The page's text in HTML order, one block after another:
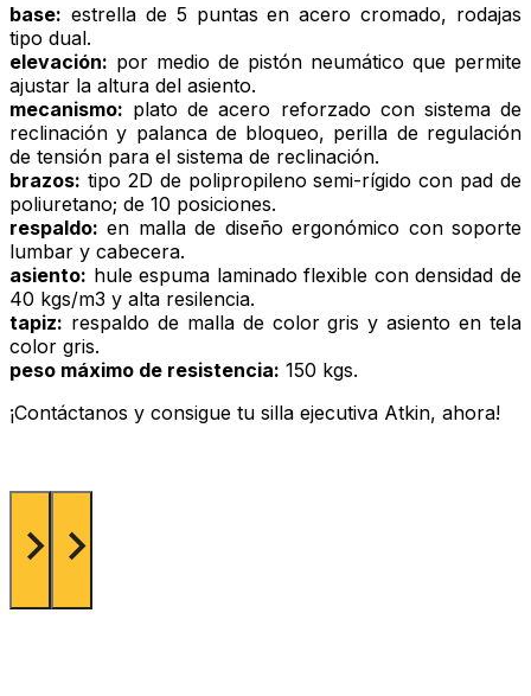
base: estrella de 5 puntas en acero cromado, rodajas
tipo dual.
elevación: por medio de pistón neumático que permite
ajustar la altura del asiento.
mecanismo: plato de acero reforzado con sistema de
reclinación y palanca de bloqueo, perilla de regulación
de tensión para el sistema de reclinación.
brazos: tipo 2D de polipropileno semi-rígido con pad de
poliuretano; de 10 posiciones.
respaldo: en malla de diseño ergonómico con soporte
lumbar y cabecera.
asiento: hule espuma laminado flexible con densidad de
40 kgs/m3 y alta resilencia.
tapiz: respaldo de malla de color gris y asiento en tela
color gris.
peso máximo de resistencia: 150 kgs.
¡Contáctanos y consigue tu silla ejecutiva Atkin, ahora!